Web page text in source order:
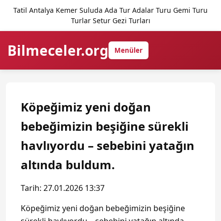
Tatil Antalya Kemer Suluda Ada Tur Adalar Turu Gemi Turu
Turlar Setur Gezi Turları
Bilmeceler.org Menüler
Köpeğimiz yeni doğan
bebeğimizin beşiğine sürekli
havlıyordu – sebebini yatağın
altında buldum.
Tarih: 27.01.2026 13:37
Köpeğimiz yeni doğan bebeğimizin beşiğine